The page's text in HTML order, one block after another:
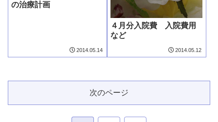
の治療計画
2014.05.14
４月分入院費 入院費用
など
2014.05.12
次のページ